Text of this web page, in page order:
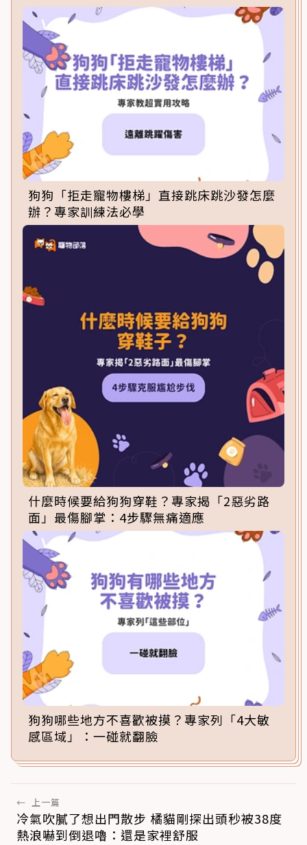
狗狗「拒走寵物樓梯」直接跳床跳沙發怎麼
辦？專家訓練法必學
什麼時候要給狗狗穿鞋？專家揭「2惡劣路
面」最傷腳掌：4步驟無痛適應
狗狗哪些地方不喜歡被摸？專家列「4大敏
感區域」：一碰就翻臉
← 上一篇
冷氣吹膩了想出門散步 橘貓剛探出頭秒被38度
熱浪嚇到倒退嚕：還是家裡舒服